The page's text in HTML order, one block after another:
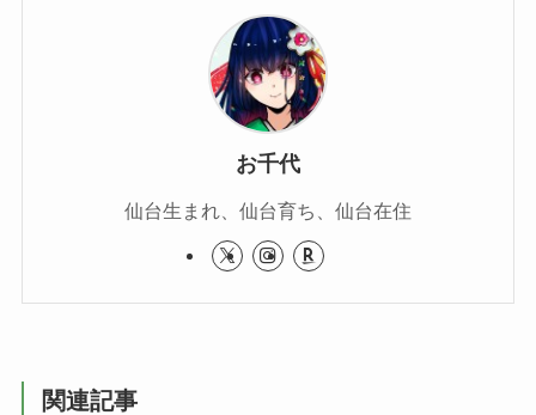
お千代
仙台生まれ、仙台育ち、仙台在住
関連記事